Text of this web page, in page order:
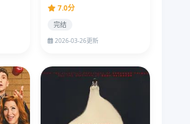
7.0分
完结
2026-03-26更新